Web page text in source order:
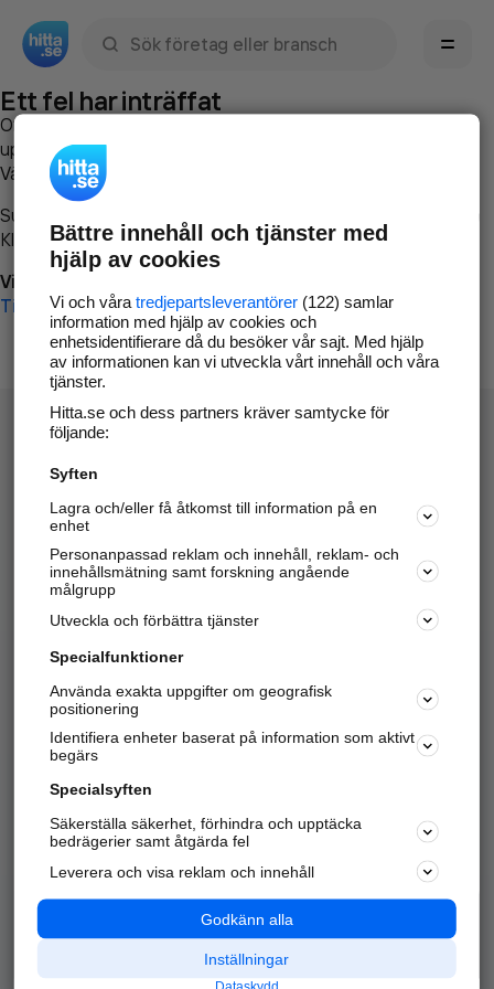
Ett fel har inträffat
Om du vill kan du
uppstod så att vi lättare och snabbare kan avhjälpa det.
Vänligen försök med följande:
Surfa till
Klicka påTillbaka-knappen i webbläsaren och försök igen
Vi beklagar besväret!
Till startsidan
Hitta.se - Gratis nummerupplysning.
Sök företag, personer och platser.
Hitta telefonnummer, adresser, företagsinfo mm.
Marknadsför företaget
Kom igång och annonsera mot
samarbetspartners nära dig.
Alla kategorier
Populära sökningar
API & Kartor
Annonsera
Integritet
Nödnummer
Bättre innehåll och tjänster med
hjälp av cookies
Vi och våra tredjepartsleverantörer(122) samlar
information med hjälp av cookies och
enhetsidentifierare då du besöker vår sajt. Med hjälp
av informationen kan vi utveckla vårt innehåll och våra
tjänster.
Hitta.se och dess partners kräver samtycke för
följande:
Syften
Lagra och/eller få åtkomst till information på en
enhet
Personanpassad reklam och innehåll, reklam- och
innehållsmätning samt forskning angående
målgrupp
Utveckla och förbättra tjänster
Specialfunktioner
Använda exakta uppgifter om geografisk
positionering
Identifiera enheter baserat på information som aktivt
begärs
Specialsyften
Säkerställa säkerhet, förhindra och upptäcka
bedrägerier samt åtgärda fel
Leverera och visa reklam och innehåll
Godkänn alla
Inställningar
Dataskydd